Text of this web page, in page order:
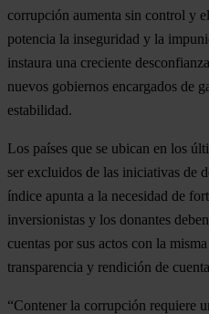
corrupción aumenta sin control y
potencia la inseguridad y la
instaura una creciente
nuevos gobiernos encargados de
estabilidad.
Los países que se ubican en los
ser excluidos de las iniciativas de
índice apunta a la necesidad de
inversionistas y los donantes
cuentas por sus actos con la
transparencia y rendición de
“Contener la corrupción requiere